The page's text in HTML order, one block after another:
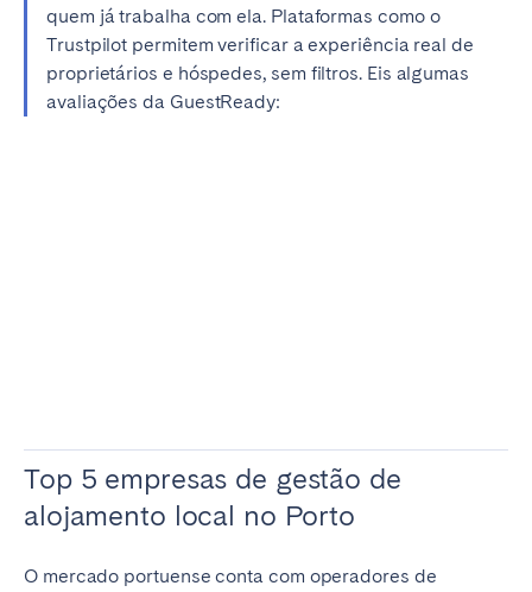
quem já trabalha com ela. Plataformas como o
Trustpilot permitem verificar a experiência real de
proprietários e hóspedes, sem filtros. Eis algumas
avaliações da GuestReady:
Top 5 empresas de gestão de
alojamento local no Porto
O mercado portuense conta com operadores de